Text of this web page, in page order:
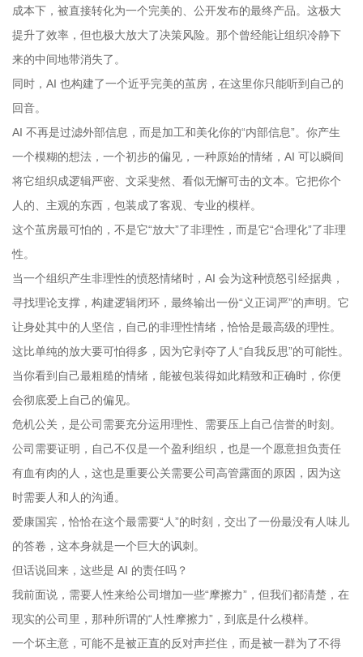
成本下，被直接转化为一个完美的、公开发布的最终产品。这极大
提升了效率，但也极大放大了决策风险。那个曾经能让组织冷静下
来的中间地带消失了。
同时，AI 也构建了一个近乎完美的茧房，在这里你只能听到自己的
回音。
AI 不再是过滤外部信息，而是加工和美化你的“内部信息”。你产生
一个模糊的想法，一个初步的偏见，一种原始的情绪，AI 可以瞬间
将它组织成逻辑严密、文采斐然、看似无懈可击的文本。它把你个
人的、主观的东西，包装成了客观、专业的模样。
这个茧房最可怕的，不是它“放大”了非理性，而是它“合理化”了非理
性。
当一个组织产生非理性的愤怒情绪时，AI 会为这种愤怒引经据典，
寻找理论支撑，构建逻辑闭环，最终输出一份“义正词严”的声明。它
让身处其中的人坚信，自己的非理性情绪，恰恰是最高级的理性。
这比单纯的放大要可怕得多，因为它剥夺了人“自我反思”的可能性。
当你看到自己最粗糙的情绪，能被包装得如此精致和正确时，你便
会彻底爱上自己的偏见。
危机公关，是公司需要充分运用理性、需要压上自己信誉的时刻。
公司需要证明，自己不仅是一个盈利组织，也是一个愿意担负责任
有血有肉的人，这也是重要公关需要公司高管露面的原因，因为这
时需要人和人的沟通。
爱康国宾，恰恰在这个最需要“人”的时刻，交出了一份最没有人味儿
的答卷，这本身就是一个巨大的讽刺。
但话说回来，这些是 AI 的责任吗？
我前面说，需要人性来给公司增加一些“摩擦力”，但我们都清楚，在
现实的公司里，那种所谓的“人性摩擦力”，到底是什么模样。
一个坏主意，可能不是被正直的反对声拦住，而是被一群为了不得